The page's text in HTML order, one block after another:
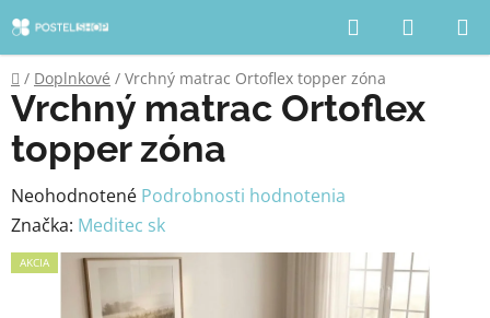
na
obsah
Hľadať
KOŠÍK
Domov
/ Doplnkové / Vrchný matrac Ortoflex topper zóna
Vrchný matrac Ortoflex
topper zóna
Priemerné
hodnotenie
produktu
Neohodnotené Podrobnosti hodnotenia
Značka: Meditec sk
AKCIA